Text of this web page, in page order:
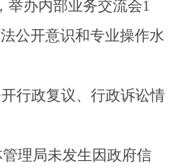
举办内部业务交流会1
公开意识和专业操作水
行政复议、行政诉讼情
理局未发生因政府信